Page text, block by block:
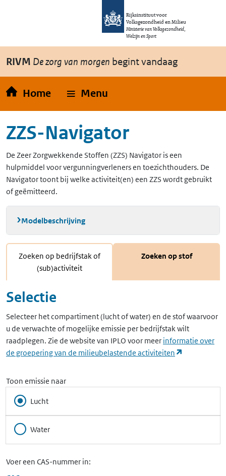
Overslaan en naar de inhoud gaan
Rijksinstituut voor
Volksgezondheid en Milieu
Ministerie van Volksgezondheid,
Welzijn en Sport
RIVM De zorg van morgen begint vandaag
Home Menu
ZZS-Navigator
De Zeer Zorgwekkende Stoffen (ZZS) Navigator is een
hulpmiddel voor vergunningverleners en toezichthouders. De
Navigator toont bij welke activiteit(en) een ZZS wordt gebruikt
of geëmitteerd.
Modelbeschrijving
Zoeken op bedrijfstak of
(sub)activiteit
Zoeken op stof
Selectie
Selecteer het compartiment (lucht of water) en de stof waarvoor
u de verwachte of mogelijke emissie per bedrijfstak wilt
raadplegen. Zie de website van IPLO voor meer informatie over
de groepering van de milieubelastende activiteiten
Toon emissie naar
Lucht
Water
Voer een CAS-nummer in: